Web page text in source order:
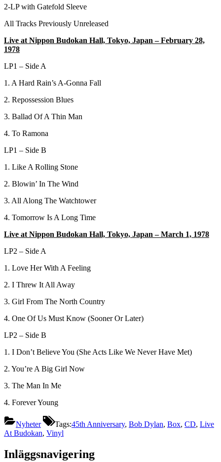
2-LP with Gatefold Sleeve
All Tracks Previously Unreleased
Live at Nippon Budokan Hall, Tokyo, Japan – February 28,
1978
LP1 – Side A
1. A Hard Rain’s A-Gonna Fall
2. Repossession Blues
3. Ballad Of A Thin Man
4. To Ramona
LP1 – Side B
1. Like A Rolling Stone
2. Blowin’ In The Wind
3. All Along The Watchtower
4. Tomorrow Is A Long Time
Live at Nippon Budokan Hall, Tokyo, Japan – March 1, 1978
LP2 – Side A
1. Love Her With A Feeling
2. I Threw It All Away
3. Girl From The North Country
4. One Of Us Must Know (Sooner Or Later)
LP2 – Side B
1. I Don’t Believe You (She Acts Like We Never Have Met)
2. You’re A Big Girl Now
3. The Man In Me
4. Forever Young
Nyheter Tags:45th Anniversary, Bob Dylan, Box, CD, Live
At Budokan, Vinyl
Inläggsnavigering